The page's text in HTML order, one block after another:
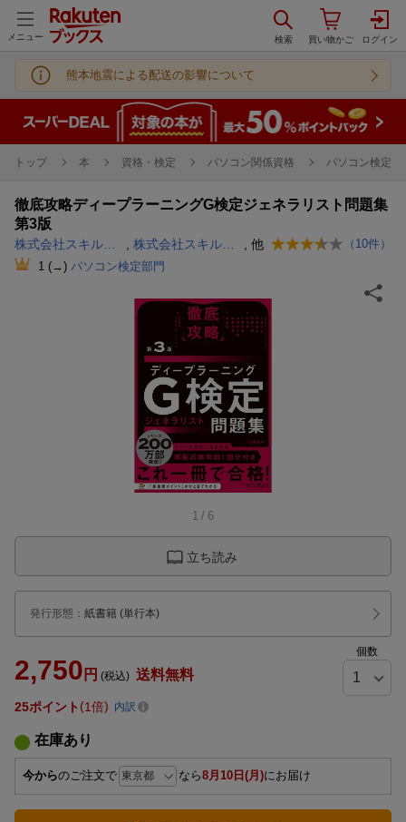
メニュー
熊本地震による配送の影響について
トップ 本 資格・検定 パソコン関係資格 パソコン検定
徹底攻略ディープラーニングG検定ジェネラリスト問題集
第3版
株式会社スキルアップNeXt 斉藤 翔汰 , 他 （ 10件）
1 (→) パソコン検定部門
1 / 6
立ち読み
発行形態 ： 紙書籍 (単行本)
2,750 円 (税込) 送料無料
個数
25ポイント 1倍 内訳
在庫あり
今からのご注文で なら8月10日(月)にお届け